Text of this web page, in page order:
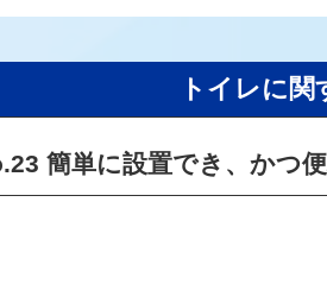
トイレに
簡単に設置でき、かつ